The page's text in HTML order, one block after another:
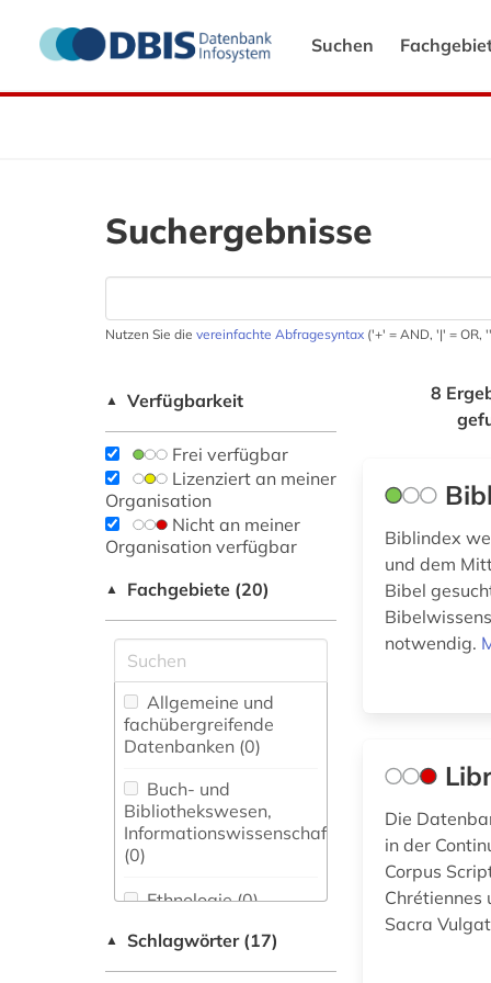
Suchen
Suchergebnisse
Nutzen Sie die vereinfachte Abfragesyntax ('+' = AND, '|' = OR,
▲ Verfügbarkeit
Frei verfügbar
Lizenziert an meiner
Organisation
Nicht an meiner
Organisation verfügbar
▲ Fachgebiete (20)
Allgemeine und
fachübergreifende
Datenbanken (0)
Buch- und
Bibliothekswesen,
Informationswissenschaft
(0)
Ethnologie (0)
Germanistik.
▲ Schlagwörter (17)
8
Biblindex
und dem
Bibel
notwendig.
Die
in der
Corpus
Chrétiennes
Sacra